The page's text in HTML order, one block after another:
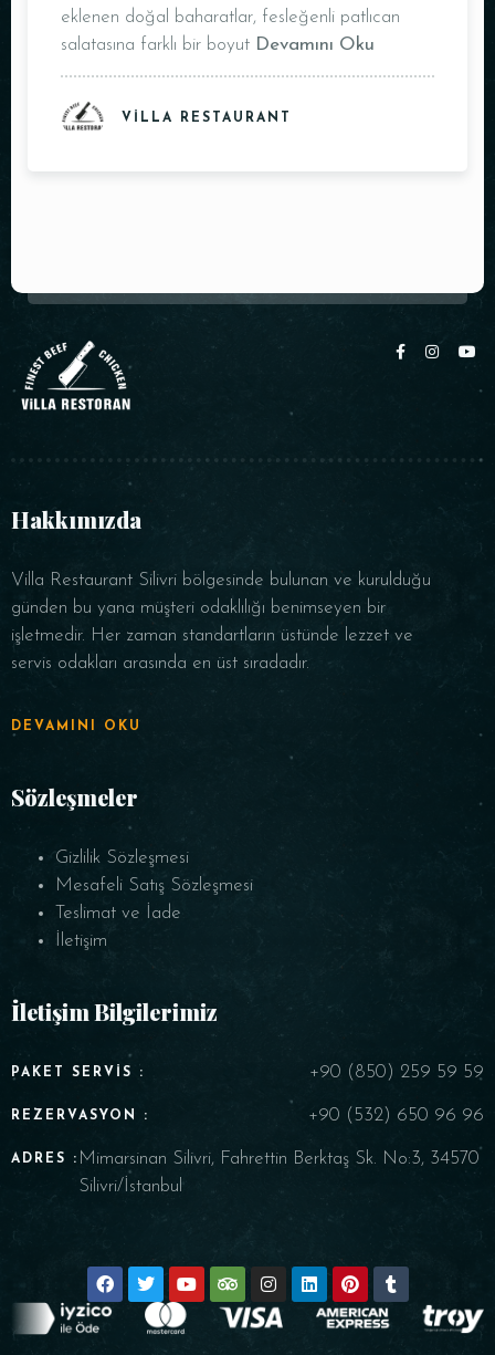
eklenen doğal baharatlar, fesleğenli patlıcan
salatasına farklı bir boyut Devamını Oku
VILLA RESTAURANT
Hakkımızda
Villa Restaurant Silivri bölgesinde bulunan ve kurulduğu
günden bu yana müşteri odaklılığı benimseyen bir
işletmedir. Her zaman standartların üstünde lezzet ve
servis odakları arasında en üst sıradadır.
DEVAMINI OKU
Sözleşmeler
Gizlilik Sözleşmesi
Mesafeli Satış Sözleşmesi
Teslimat ve İade
İletişim
İletişim Bilgilerimiz
PAKET SERVIS : +90 (850) 259 59 59
REZERVASYON : +90 (532) 650 96 96
ADRES : Mimarsinan Silivri, Fahrettin Berktaş Sk. No:3, 34570
Silivri/İstanbul
Saat
REZERVE ET